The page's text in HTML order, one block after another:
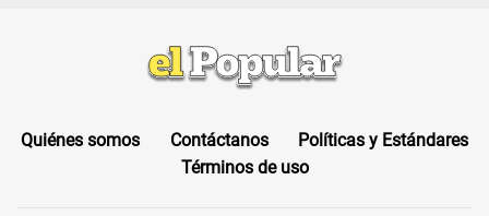
Quiénes somos Contáctanos
Políticas y Estándares
Términos de uso